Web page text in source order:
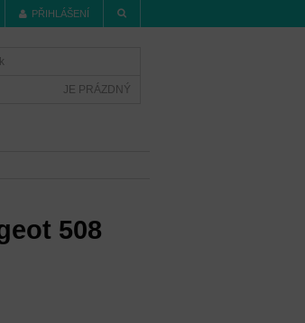
PŘIHLÁŠENÍ
JE PRÁZDNÝ
508